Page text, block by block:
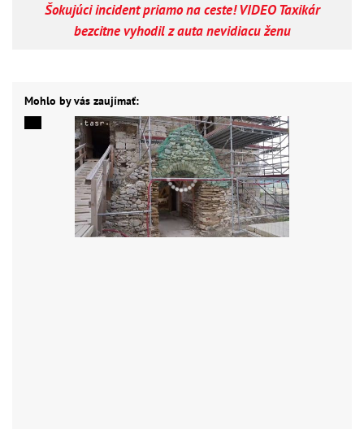
Šokujúci incident priamo na ceste! VIDEO Taxikár
bezcitne vyhodil z auta nevidiacu ženu
Mohlo by vás zaujímať: